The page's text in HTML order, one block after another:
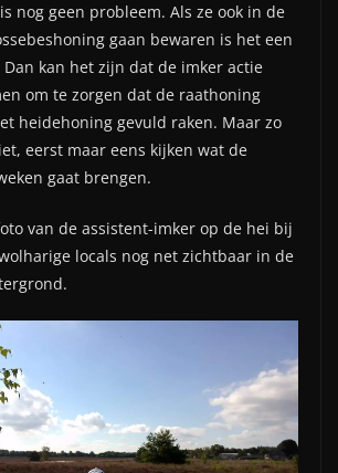
nog geen probleem. Als ze ook in de
gaan bewaren is het een
kan het zijn dat de imker actie
om te zorgen dat de raathoning
heidehoning gevuld raken. Maar zo
eerst maar eens kijken wat de
gaat brengen.
van de assistent-imker op de hei bij
locals nog net zichtbaar in de